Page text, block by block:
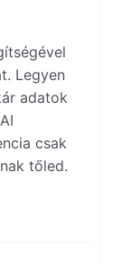
Legyen
adatok
csak
tőled.